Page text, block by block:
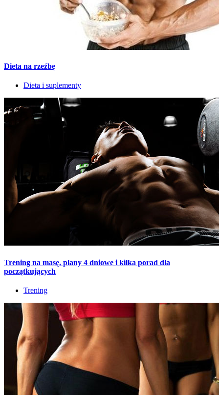
Dieta na rzeźbę
Dieta i suplementy
Trening na masę, plany 4 dniowe i kilka porad dla
początkujących
Trening